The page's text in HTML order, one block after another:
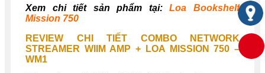
Xem chi tiết sản phẩm tại:Loa Bookshelf
Mission 750
REVIEW CHI TIẾT COMBO NETWORK
STREAMER WIIM AMP + LOA MISSION 750 –
WM1